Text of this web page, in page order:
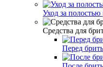
Уход за полостью
Средства для
Перед